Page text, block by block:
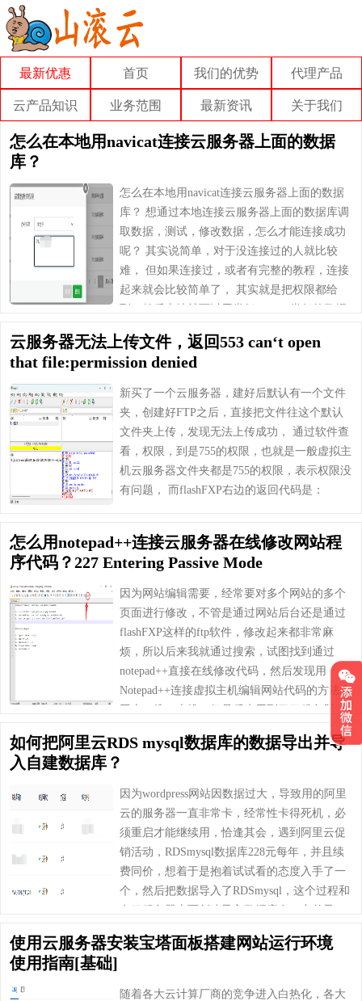
最新优惠 首页 我们的优势 代理产品
云产品知识 业务范围 最新资讯 关于我们
怎么在本地用navicat连接云服务器上面的数据
库？
怎么在本地用navicat连接云服务器上面的数据
库？ 想通过本地连接云服务器上面的数据库调
取数据，测试，修改数据，怎么才能连接成功
呢？ 其实说简单，对于没连接过的人就比较
难， 但如果连接过，或者有完整的教程，连接
起来就会比较简单了， 其实就是把权限都给
到，然后本地就可以用类似Navicat类似的数据
云服务器无法上传文件，返回553 can‘t open
that file:permission denied
新买了一个云服务器，建好后默认有一个文件
夹，创建好FTP之后，直接把文件往这个默认
文件夹上传，发现无法上传成功， 通过软件查
看，权限，到是755的权限，也就是一般虚拟主
机云服务器文件夹都是755的权限，表示权限没
有问题， 而flashFXP右边的返回代码是：
怎么用notepad++连接云服务器在线修改网站程
序代码？227 Entering Passive Mode
因为网站编辑需要，经常要对多个网站的多个
页面进行修改，不管是通过网站后台还是通过
flashFXP这样的ftp软件，修改起来都非常麻
烦，所以后来我就通过搜索，试图找到通过
notepad++直接在线修改代码，然后发现用
Notepad++连接虚拟主机编辑网站代码的方法在
网上一搜一大堆，但是后来用到了云服务器，
如何把阿里云RDS mysql数据库的数据导出并导
入自建数据库？
因为wordpress网站因数据过大，导致用的阿里
云的服务器一直非常卡，经常性卡得死机，必
须重启才能继续用，恰逢其会，遇到阿里云促
销活动，RDSmysql数据库228元每年，并且续
费同价，想着于是抱着试试看的态度入手了一
个，然后把数据导入了RDSmysql，这个过程和
在云服务器上面创建导入数据库有一定差异，
使用云服务器安装宝塔面板搭建网站运行环境
使用指南[基础]
随着各大云计算厂商的竞争进入白热化，各大